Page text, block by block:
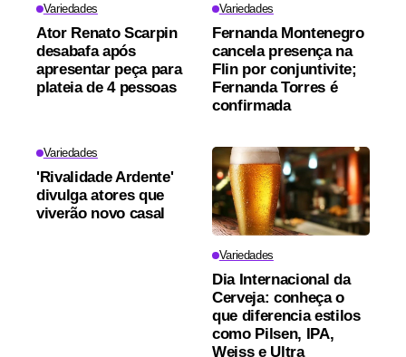
Variedades
Ator Renato Scarpin
desabafa após
apresentar peça para
plateia de 4 pessoas
Variedades
Fernanda Montenegro
cancela presença na
Flin por conjuntivite;
Fernanda Torres é
confirmada
Variedades
'Rivalidade Ardente'
divulga atores que
viverão novo casal
Variedades
Dia Internacional da
Cerveja: conheça o
que diferencia estilos
como Pilsen, IPA,
Weiss e Ultra